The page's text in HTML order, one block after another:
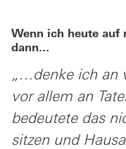
Wenn ich heute auf
dann...
„…denke ich an
vor allem an
bedeutete das
sitzen und